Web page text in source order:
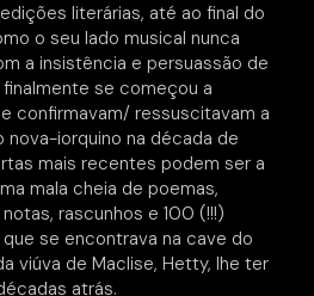
literárias, até ao final do
o seu lado musical nunca
a insistência e persuassão de
se começou a
confirmavam/ ressuscitavam a
nova-iorquino na década de
mais recentes podem ser a
mala cheia de poemas,
rascunhos e 100 (!!!)
se encontrava na cave do
viúva de Maclise, Hetty, lhe ter
atrás.